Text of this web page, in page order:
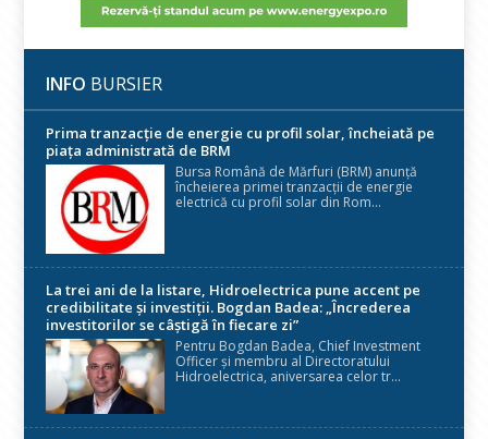
INFO BURSIER
Prima tranzacție de energie cu profil solar, încheiată pe
piața administrată de BRM
Bursa Română de Mărfuri (BRM) anunță
încheierea primei tranzacții de energie
electrică cu profil solar din Rom...
La trei ani de la listare, Hidroelectrica pune accent pe
credibilitate și investiții. Bogdan Badea: „Încrederea
investitorilor se câștigă în fiecare zi”
Pentru Bogdan Badea, Chief Investment
Officer și membru al Directoratului
Hidroelectrica, aniversarea celor tr...